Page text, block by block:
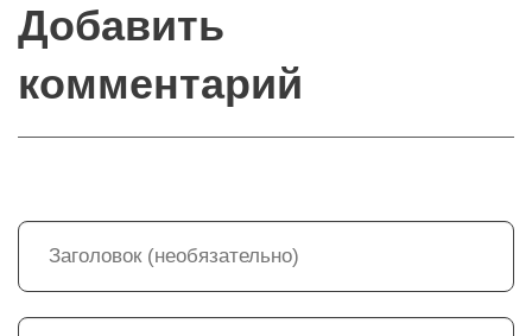
Добавить
комментарий